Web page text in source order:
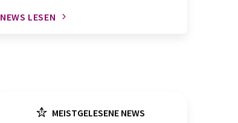
NEWS LESEN
MEISTGELESENE NEWS